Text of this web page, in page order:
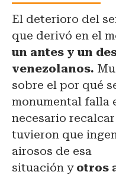
El deterioro del
que derivó en el
un antes y un
venezolanos.
sobre el por qué
monumental falla
necesario
tuvieron que
airosos de esa
situación yotros